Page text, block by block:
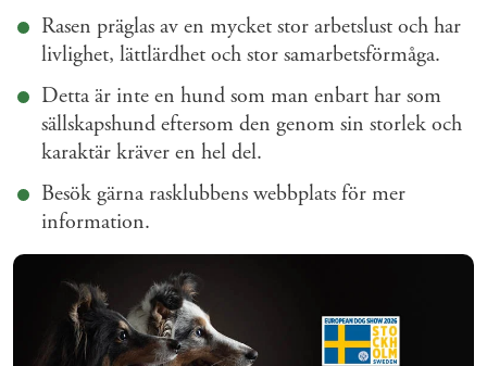
Rasen präglas av en mycket stor arbetslust och har
livlighet, lättlärdhet och stor samarbetsförmåga.
Detta är inte en hund som man enbart har som
sällskapshund eftersom den genom sin storlek och
karaktär kräver en hel del.
Besök gärna rasklubbens webbplats för mer
information.